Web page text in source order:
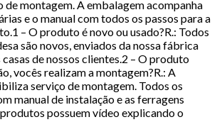
montagem. A embalagem acompanha
e o manual com todos os passos para a
– O produto é novo ou usado?R.: Todos
são novos, enviados da nossa fábrica
de nossos clientes.2 – O produto
vocês realizam a montagem?R.: A
serviço de montagem. Todos os
manual de instalação e as ferragens
possuem vídeo explicando o